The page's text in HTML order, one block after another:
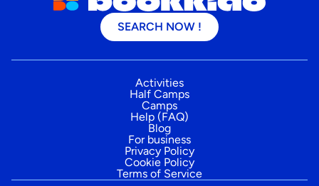
SEARCH NOW !
Activities
Half Camps
Camps
Help (FAQ)
Blog
For business
Privacy Policy
Cookie Policy
Terms of Service